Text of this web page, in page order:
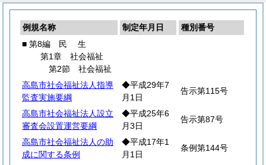
例規名称 制定年月日
種別番号
■ 第8編
民 生
第1章 社会福祉
第2節 社会福祉
高島市社会福祉法人指導
監査実施要綱
◆平成29年7
月1日
告示第115号
高島市社会福祉法人設立
審査会設置運営要綱
◆平成25年6
月3日
告示第87号
高島市社会福祉法人の助
成に関する条例
◆平成17年1
月1日
条例第144号